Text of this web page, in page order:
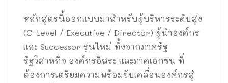
หลักสูตรนี้ออกแบบมาสำหรับผู้บริหารระดับสูง
(C-Level / Executive / Director) ผู้นำองค์กร
และ Successor รุ่นใหม่ ทั้งจากภาครัฐ
รัฐวิสาหกิจ องค์กรอิสระ และภาคเอกชน ที่
ต้องการเตรียมความพร้อมขับเคลื่อนองค์กรสู่